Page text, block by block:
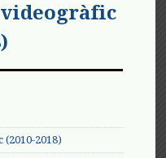
2018)